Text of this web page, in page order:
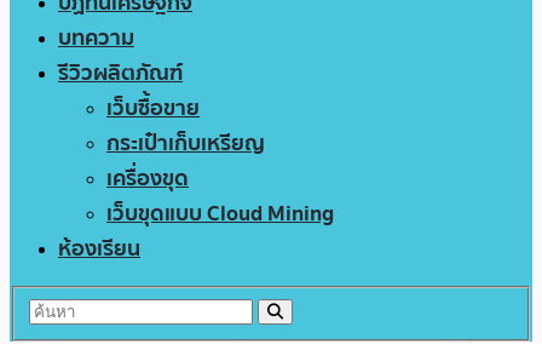
บทความ
รีวิวผลิตภัณฑ์
เว็บซื้อขาย
กระเป๋าเก็บเหรียญ
เครื่องขุด
เว็บขุดแบบ Cloud Mining
ห้องเรียน